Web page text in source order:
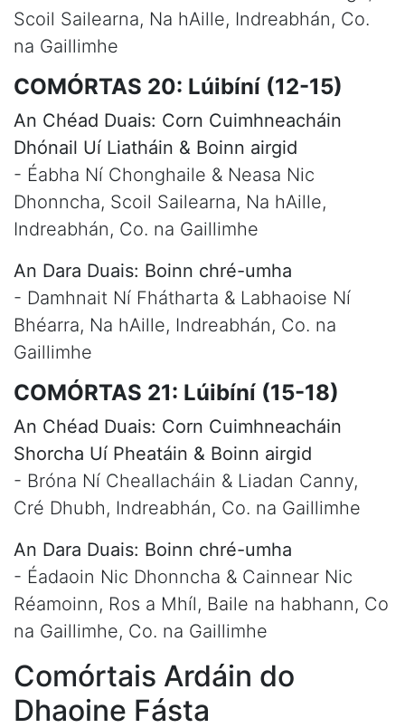
Scoil Sailearna, Na hAille, Indreabhán, Co.
na Gaillimhe
COMÓRTAS 20: Lúibíní (12-15)
An Chéad Duais: Corn Cuimhneacháin
Dhónail Uí Liatháin & Boinn airgid
- Éabha Ní Chonghaile & Neasa Nic
Dhonncha, Scoil Sailearna, Na hAille,
Indreabhán, Co. na Gaillimhe
An Dara Duais: Boinn chré-umha
- Damhnait Ní Fhátharta & Labhaoise Ní
Bhéarra, Na hAille, Indreabhán, Co. na
Gaillimhe
COMÓRTAS 21: Lúibíní (15-18)
An Chéad Duais: Corn Cuimhneacháin
Shorcha Uí Pheatáin & Boinn airgid
- Bróna Ní Cheallacháin & Liadan Canny,
Cré Dhubh, Indreabhán, Co. na Gaillimhe
An Dara Duais: Boinn chré-umha
- Éadaoin Nic Dhonncha & Cainnear Nic
Réamoinn, Ros a Mhíl, Baile na habhann, Co
na Gaillimhe, Co. na Gaillimhe
Comórtais Ardáin do
Dhaoine Fásta